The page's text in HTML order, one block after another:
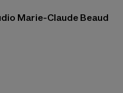
Marie-Claude Beaud